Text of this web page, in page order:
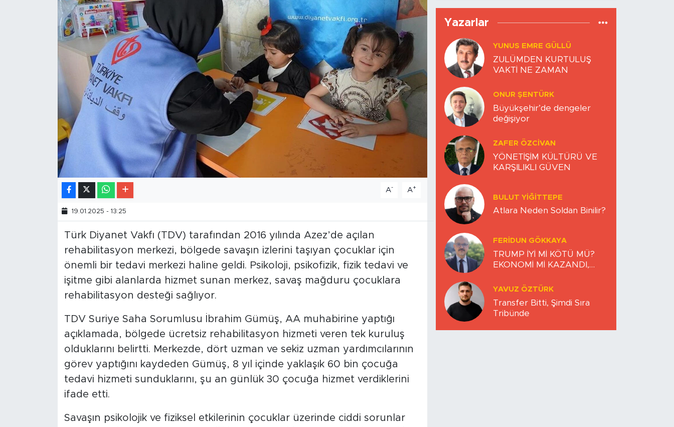
A- A+
19.01.2025 - 13:25
Türk Diyanet Vakfı (TDV) tarafından 2016 yılında Azez’de açılan
rehabilitasyon merkezi, bölgede savaşın izlerini taşıyan çocuklar için
önemli bir tedavi merkezi haline geldi. Psikoloji, psikofizik, fizik tedavi ve
işitme gibi alanlarda hizmet sunan merkez, savaş mağduru çocuklara
rehabilitasyon desteği sağlıyor.
TDV Suriye Saha Sorumlusu İbrahim Gümüş, AA muhabirine yaptığı
açıklamada, bölgede ücretsiz rehabilitasyon hizmeti veren tek kuruluş
olduklarını belirtti. Merkezde, dört uzman ve sekiz uzman yardımcılarının
görev yaptığını kaydeden Gümüş, 8 yıl içinde yaklaşık 60 bin çocuğa
tedavi hizmeti sunduklarını, şu an günlük 30 çocuğa hizmet verdiklerini
ifade etti.
Savaşın psikolojik ve fiziksel etkilerinin çocuklar üzerinde ciddi sorunlar
Yazarlar
YUNUS EMRE GÜLLÜ
ZULÜMDEN KURTULUŞ
VAKTİ NE ZAMAN
ONUR ŞENTÜRK
Büyükşehir’de dengeler
değişiyor
ZAFER ÖZCIVAN
YÖNETİŞİM KÜLTÜRÜ VE
KARŞILIKLI GÜVEN
BULUT YİĞİTTEPE
Atlara Neden Soldan Binilir?
FERIDUN GÖKKAYA
TRUMP İYİ Mİ KÖTÜ MÜ?
EKONOMİ Mİ KAZANDI,
YAVUZ ÖZTÜRK
Transfer Bitti, Şimdi Sıra
Tribünde